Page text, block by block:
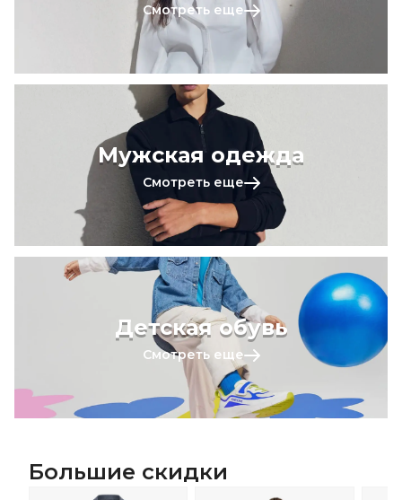
Смотреть еще
Мужская одежда
Смотреть еще
Детская обувь
Смотреть еще
Большие скидки